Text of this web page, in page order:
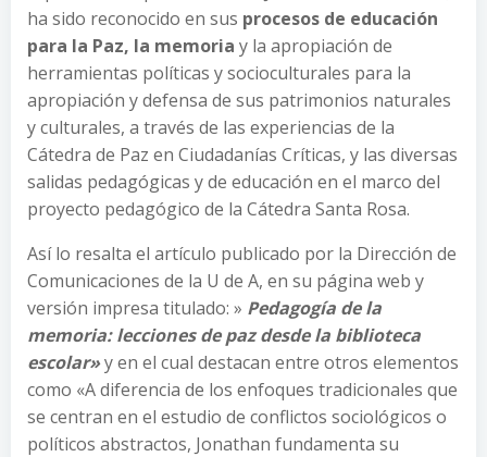
ha sido reconocido en sus procesos de educación
para la Paz, la memoria y la apropiación de
herramientas políticas y socioculturales para la
apropiación y defensa de sus patrimonios naturales
y culturales, a través de las experiencias de la
Cátedra de Paz en Ciudadanías Críticas, y las diversas
salidas pedagógicas y de educación en el marco del
proyecto pedagógico de la Cátedra Santa Rosa.
Así lo resalta el artículo publicado por la Dirección de
Comunicaciones de la U de A, en su página web y
versión impresa titulado: » Pedagogía de la
memoria: lecciones de paz desde la biblioteca
escolar»y en el cual destacan entre otros elementos
como «A diferencia de los enfoques tradicionales que
se centran en el estudio de conflictos sociológicos o
políticos abstractos, Jonathan fundamenta su